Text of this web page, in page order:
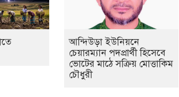
আন্দিউড়া ইউনিয়নে
চেয়ারম্যান পদপ্রার্থী হিসেবে
ভোটের মাঠে সক্রিয় মোত্তাকিম
চৌধুরী